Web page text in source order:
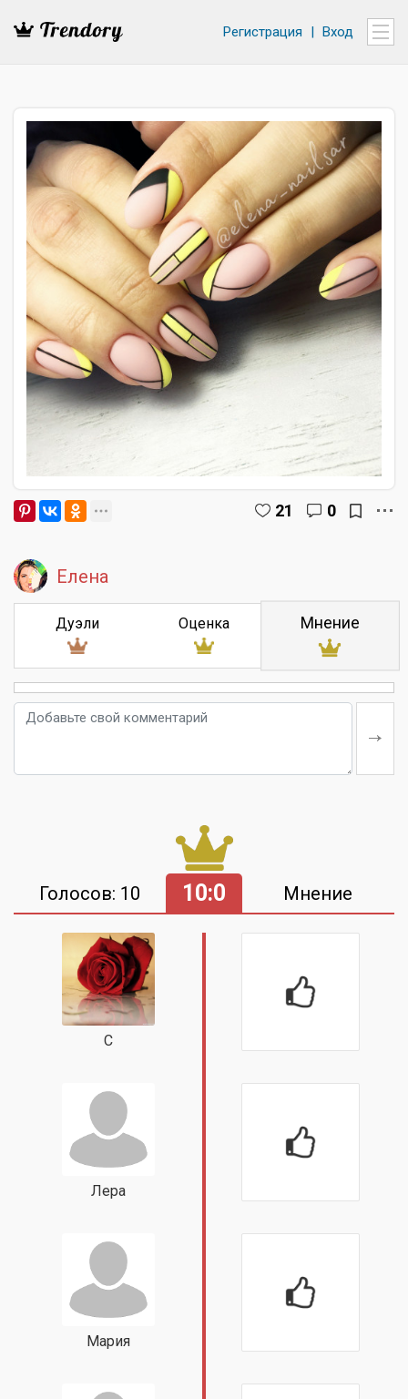
Регистрация | Вход
21 0
Елена
Дуэли Оценка Мнение
Голосов: 10 10:0 Мнение
С
Лера
Мария